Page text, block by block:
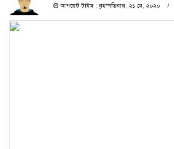
আপডেট টাইম : বৃহস্পতিবার, ২১ মে, ২০২০